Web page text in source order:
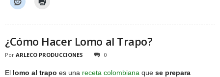
¿Cómo Hacer Lomo al Trapo?
Por ARLECO PRODUCCIONES 0
El lomo al trapo es una receta colombiana que se prepara